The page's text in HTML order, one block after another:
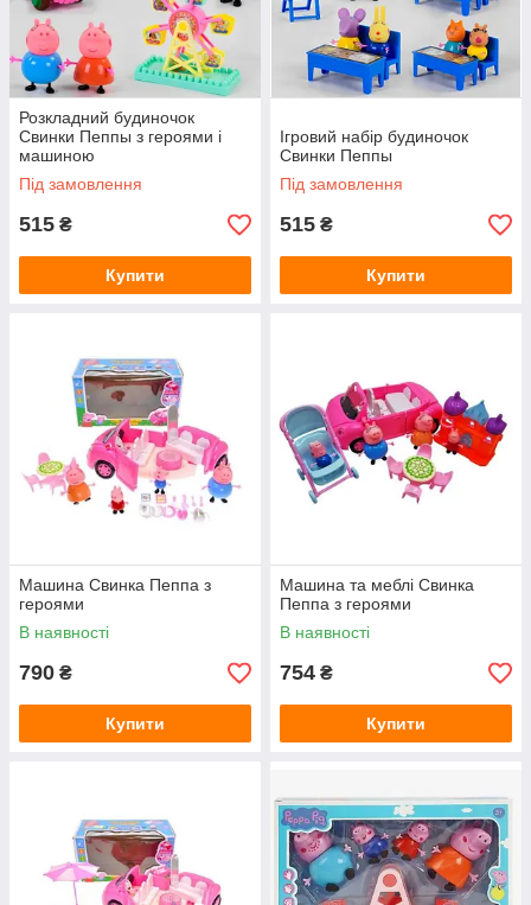
Розкладний будиночок
Свинки Пеппы з героями і
машиною
Під замовлення
515 ₴
Купити
Ігровий набір будиночок
Свинки Пеппы
Під замовлення
515 ₴
Купити
Машина Свинка Пеппа з
героями
В наявності
790 ₴
Купити
Машина та меблі Свинка
Пеппа з героями
В наявності
754 ₴
Купити